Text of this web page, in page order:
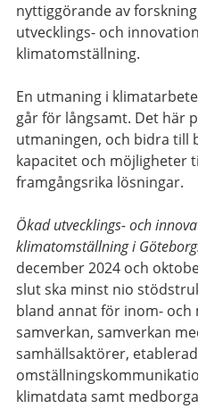
nyttiggörande av
utvecklings- och
klimatomställning.
En utmaning i
går för långsamt. Det här
utmaningen, och bidra till
kapacitet och möjligheter
framgångsrika lösningar.
Ökad utvecklings- och
klimatomställning i
december 2024 och
slut ska minst nio
bland annat för inom- och
samverkan, samverkan
samhällsaktörer,
klimatdata samt